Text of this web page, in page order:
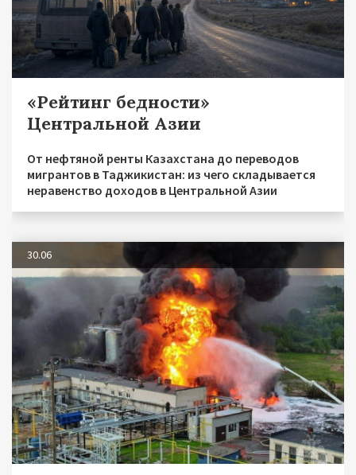
«Рейтинг бедности»
Центральной Азии
От нефтяной ренты Казахстана до переводов
мигрантов в Таджикистан: из чего складывается
неравенство доходов в Центральной Азии
30.06